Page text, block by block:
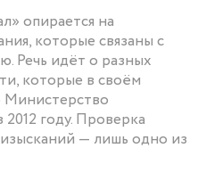
опирается на
которые связаны с
Речь идёт о разных
которые в своём
Министерство
году. Проверка
— лишь одно из